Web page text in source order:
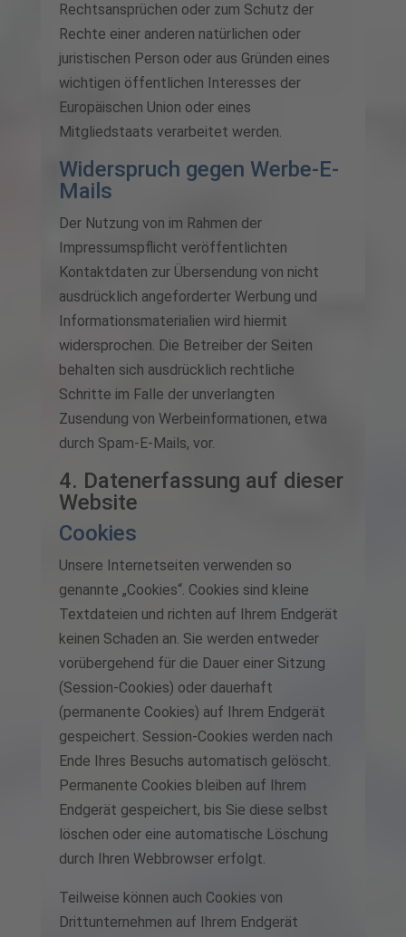
Rechtsansprüchen oder zum Schutz der
Rechte einer anderen natürlichen oder
juristischen Person oder aus Gründen eines
wichtigen öffentlichen Interesses der
Europäischen Union oder eines
Mitgliedstaats verarbeitet werden.
Widerspruch gegen Werbe-E-
Mails
Der Nutzung von im Rahmen der
Impressumspflicht veröffentlichten
Kontaktdaten zur Übersendung von nicht
ausdrücklich angeforderter Werbung und
Informationsmaterialien wird hiermit
widersprochen. Die Betreiber der Seiten
behalten sich ausdrücklich rechtliche
Schritte im Falle der unverlangten
Zusendung von Werbeinformationen, etwa
durch Spam-E-Mails, vor.
4. Datenerfassung auf dieser
Website
Cookies
Unsere Internetseiten verwenden so
genannte „Cookies“. Cookies sind kleine
Textdateien und richten auf Ihrem Endgerät
keinen Schaden an. Sie werden entweder
vorübergehend für die Dauer einer Sitzung
(Session-Cookies) oder dauerhaft
(permanente Cookies) auf Ihrem Endgerät
gespeichert. Session-Cookies werden nach
Ende Ihres Besuchs automatisch gelöscht.
Permanente Cookies bleiben auf Ihrem
Endgerät gespeichert, bis Sie diese selbst
löschen oder eine automatische Löschung
durch Ihren Webbrowser erfolgt.
Teilweise können auch Cookies von
Drittunternehmen auf Ihrem Endgerät